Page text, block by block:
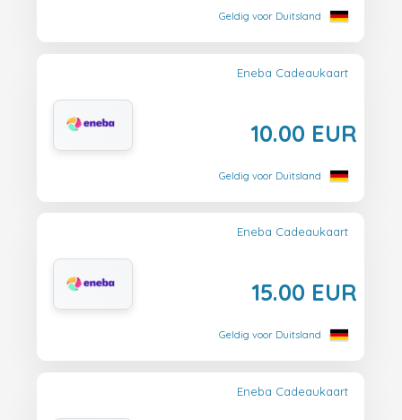
Geldig voor Duitsland
Eneba Cadeaukaart
10.00 EUR
Geldig voor Duitsland
Eneba Cadeaukaart
15.00 EUR
Geldig voor Duitsland
Eneba Cadeaukaart